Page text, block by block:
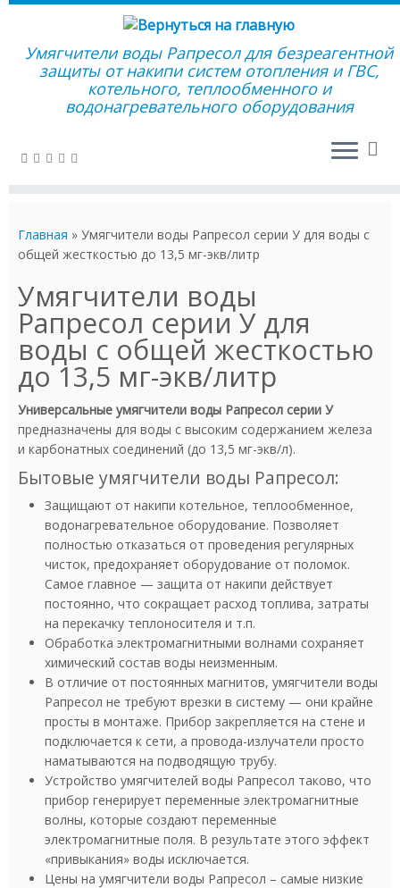
содержимому
Умягчители воды Рапресол для безреагентной
защиты от накипи систем отопления и ГВС,
котельного, теплообменного и
водонагревательного оборудования
Главная » Умягчители воды Рапресол серии У для воды с
общей жесткостью до 13,5 мг-экв/литр
Умягчители воды
Рапресол серии У для
воды с общей жесткостью
до 13,5 мг-экв/литр
Универсальные умягчители воды Рапресол серии У
предназначены для воды с высоким содержанием железа
и карбонатных соединений (до 13,5 мг-экв/л).
Бытовые умягчители воды Рапресол:
Защищают от накипи котельное, теплообменное,
водонагревательное оборудование. Позволяет
полностью отказаться от проведения регулярных
чисток, предохраняет оборудование от поломок.
Самое главное — защита от накипи действует
постоянно, что сокращает расход топлива, затраты
на перекачку теплоносителя и т.п.
Обработка электромагнитными волнами сохраняет
химический состав воды неизменным.
В отличие от постоянных магнитов, умягчители воды
Рапресол не требуют врезки в систему — они крайне
просты в монтаже. Прибор закрепляется на стене и
подключается к сети, а провода-излучатели просто
наматываются на подводящую трубу.
Устройство умягчителей воды Рапресол таково, что
прибор генерирует переменные электромагнитные
волны, которые создают переменные
электромагнитные поля. В результате этого эффект
«привыкания» воды исключается.
Цены на умягчители воды Рапресол – самые низкие